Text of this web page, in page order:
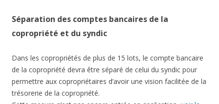
Séparation des comptes bancaires de la
copropriété et du syndic
Dans les copropriétés de plus de 15 lots, le compte bancaire
de la copropriété devra être séparé de celui du syndic pour
permettre aux copropriétaires d’avoir une vision facilitée de la
trésorerie de la copropriété.